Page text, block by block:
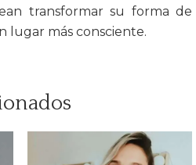
transformar su forma de
lugar más consciente.